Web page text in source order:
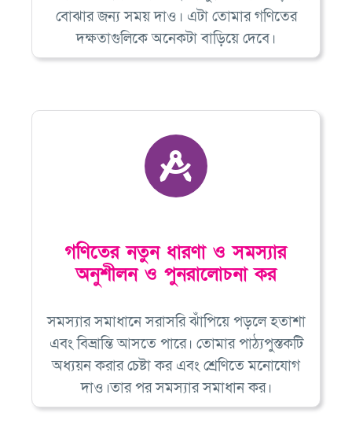
বোঝার জন্য সময় দাও। এটা তোমার গণিতের
দক্ষতাগুলিকে অনেকটা বাড়িয়ে দেবে।
গণিতের নতুন ধারণা ও সমস্যার
অনুশীলন ও পুনরালোচনা কর
সমস্যার সমাধানে সরাসরি ঝাঁপিয়ে পড়লে হতাশা
এবং বিভ্রান্তি আসতে পারে। তোমার পাঠ্যপুস্তকটি
অধ্যয়ন করার চেষ্টা কর এবং শ্রেণিতে মনোযোগ
দাও।তার পর সমস্যার সমাধান কর।